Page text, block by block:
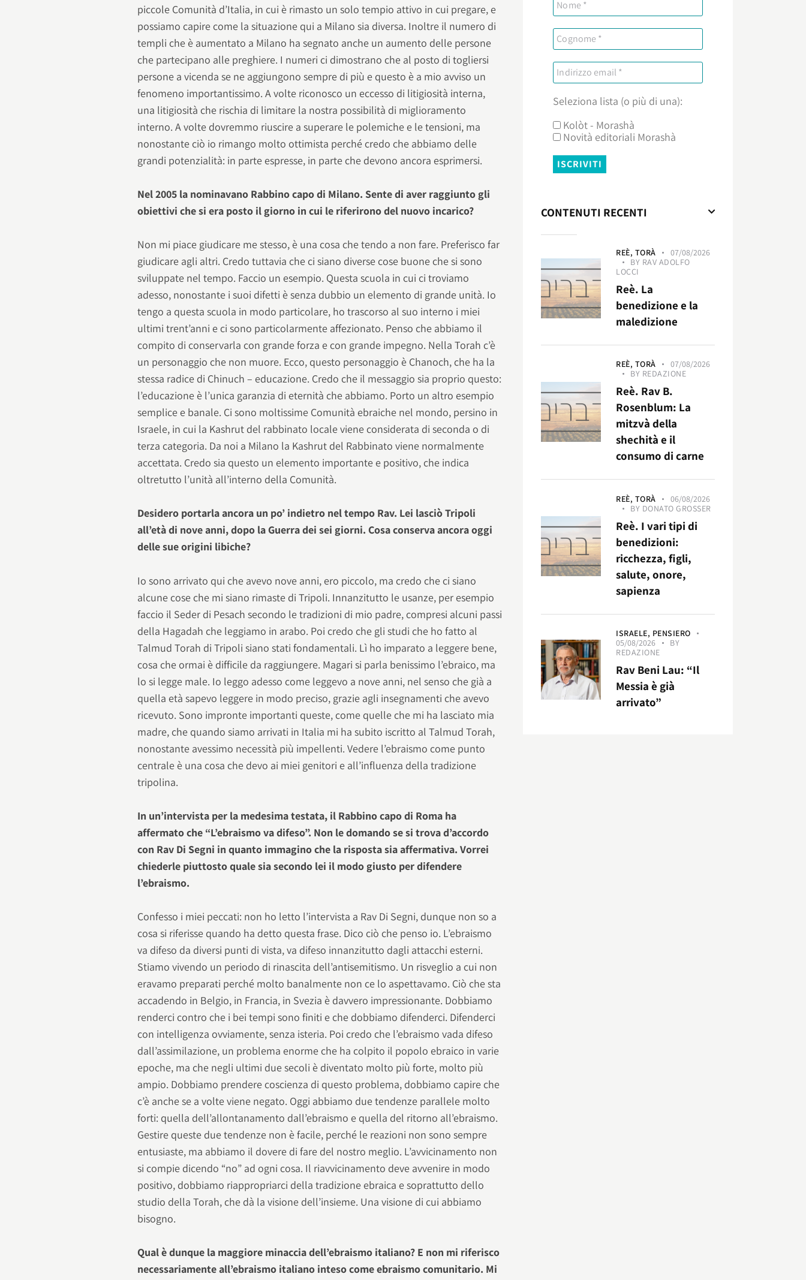
piccole Comunità d’Italia, in cui è rimasto un solo tempio attivo in cui pregare, e
possiamo capire come la situazione qui a Milano sia diversa. Inoltre il numero di
templi che è aumentato a Milano ha segnato anche un aumento delle persone
che partecipano alle preghiere. I numeri ci dimostrano che al posto di togliersi
persone a vicenda se ne aggiungono sempre di più e questo è a mio avviso un
fenomeno importantissimo. A volte riconosco un eccesso di litigiosità interna,
una litigiosità che rischia di limitare la nostra possibilità di miglioramento
interno. A volte dovremmo riuscire a superare le polemiche e le tensioni, ma
nonostante ciò io rimango molto ottimista perché credo che abbiamo delle
grandi potenzialità: in parte espresse, in parte che devono ancora esprimersi.
Nel 2005 la nominavano Rabbino capo di Milano. Sente di aver raggiunto gli
obiettivi che si era posto il giorno in cui le riferirono del nuovo incarico?
Non mi piace giudicare me stesso, è una cosa che tendo a non fare. Preferisco far
giudicare agli altri. Credo tuttavia che ci siano diverse cose buone che si sono
sviluppate nel tempo. Faccio un esempio. Questa scuola in cui ci troviamo
adesso, nonostante i suoi difetti è senza dubbio un elemento di grande unità. Io
tengo a questa scuola in modo particolare, ho trascorso al suo interno i miei
ultimi trent’anni e ci sono particolarmente affezionato. Penso che abbiamo il
compito di conservarla con grande forza e con grande impegno. Nella Torah c’è
un personaggio che non muore. Ecco, questo personaggio è Chanoch, che ha la
stessa radice di Chinuch – educazione. Credo che il messaggio sia proprio questo:
l’educazione è l’unica garanzia di eternità che abbiamo. Porto un altro esempio
semplice e banale. Ci sono moltissime Comunità ebraiche nel mondo, persino in
Israele, in cui la Kashrut del rabbinato locale viene considerata di seconda o di
terza categoria. Da noi a Milano la Kashrut del Rabbinato viene normalmente
accettata. Credo sia questo un elemento importante e positivo, che indica
oltretutto l’unità all’interno della Comunità.
Desidero portarla ancora un po’ indietro nel tempo Rav. Lei lasciò Tripoli
all’età di nove anni, dopo la Guerra dei sei giorni. Cosa conserva ancora oggi
delle sue origini libiche?
Io sono arrivato qui che avevo nove anni, ero piccolo, ma credo che ci siano
alcune cose che mi siano rimaste di Tripoli. Innanzitutto le usanze, per esempio
faccio il Seder di Pesach secondo le tradizioni di mio padre, compresi alcuni passi
della Hagadah che leggiamo in arabo. Poi credo che gli studi che ho fatto al
Talmud Torah di Tripoli siano stati fondamentali. Lì ho imparato a leggere bene,
cosa che ormai è difficile da raggiungere. Magari si parla benissimo l’ebraico, ma
lo si legge male. Io leggo adesso come leggevo a nove anni, nel senso che già a
quella età sapevo leggere in modo preciso, grazie agli insegnamenti che avevo
ricevuto. Sono impronte importanti queste, come quelle che mi ha lasciato mia
madre, che quando siamo arrivati in Italia mi ha subito iscritto al Talmud Torah,
nonostante avessimo necessità più impellenti. Vedere l’ebraismo come punto
centrale è una cosa che devo ai miei genitori e all’influenza della tradizione
tripolina.
In un’intervista per la medesima testata, il Rabbino capo di Roma ha
affermato che “L’ebraismo va difeso”. Non le domando se si trova d’accordo
con Rav Di Segni in quanto immagino che la risposta sia affermativa. Vorrei
chiederle piuttosto quale sia secondo lei il modo giusto per difendere
l’ebraismo.
Confesso i miei peccati: non ho letto l’intervista a Rav Di Segni, dunque non so a
cosa si riferisse quando ha detto questa frase. Dico ciò che penso io. L’ebraismo
va difeso da diversi punti di vista, va difeso innanzitutto dagli attacchi esterni.
Stiamo vivendo un periodo di rinascita dell’antisemitismo. Un risveglio a cui non
eravamo preparati perché molto banalmente non ce lo aspettavamo. Ciò che sta
accadendo in Belgio, in Francia, in Svezia è davvero impressionante. Dobbiamo
renderci contro che i bei tempi sono finiti e che dobbiamo difenderci. Difenderci
con intelligenza ovviamente, senza isteria. Poi credo che l’ebraismo vada difeso
dall’assimilazione, un problema enorme che ha colpito il popolo ebraico in varie
epoche, ma che negli ultimi due secoli è diventato molto più forte, molto più
ampio. Dobbiamo prendere coscienza di questo problema, dobbiamo capire che
c’è anche se a volte viene negato. Oggi abbiamo due tendenze parallele molto
forti: quella dell’allontanamento dall’ebraismo e quella del ritorno all’ebraismo.
Gestire queste due tendenze non è facile, perché le reazioni non sono sempre
entusiaste, ma abbiamo il dovere di fare del nostro meglio. L’avvicinamento non
si compie dicendo “no” ad ogni cosa. Il riavvicinamento deve avvenire in modo
positivo, dobbiamo riappropriarci della tradizione ebraica e soprattutto dello
studio della Torah, che dà la visione dell’insieme. Una visione di cui abbiamo
bisogno.
Qual è dunque la maggiore minaccia dell’ebraismo italiano? E non mi riferisco
necessariamente all’ebraismo italiano inteso come ebraismo comunitario. Mi
Seleziona lista (o più di una):
Kolòt - Morashà
Novità editoriali Morashà
CONTENUTI RECENTI
REÈ, TORÀ
07/08/2026
BY RAV ADOLFO
LOCCI
Reè. La
benedizione e la
maledizione
REÈ, TORÀ
07/08/2026
BY REDAZIONE
Reè. Rav B.
Rosenblum: La
mitzvà della
shechità e il
consumo di carne
REÈ, TORÀ
06/08/2026
BY DONATO GROSSER
Reè. I vari tipi di
benedizioni:
ricchezza, figli,
salute, onore,
sapienza
ISRAELE, PENSIERO
05/08/2026
BY
REDAZIONE
Rav Beni Lau: “Il
Messia è già
arrivato”